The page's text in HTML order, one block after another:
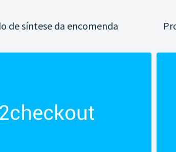
de síntese da encomenda